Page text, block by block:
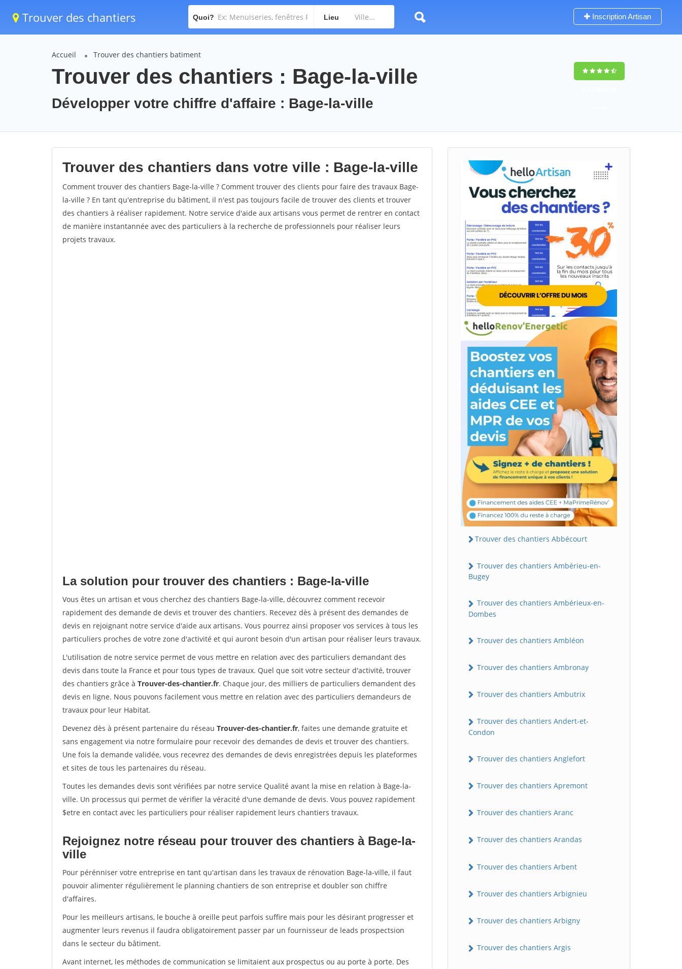
Trouver des chantiers Quoi? Lieu Inscription Artisan
Accueil Trouver des chantiers batiment
Trouver des chantiers : Bage-la-ville
Développer votre chiffre d'affaire : Bage-la-ville
Trouver des chantiers dans votre ville : Bage-la-ville
Comment trouver des chantiers Bage-la-ville ? Comment trouver des clients pour faire des travaux Bage-
la-ville ? En tant qu'entreprise du bâtiment, il n'est pas toujours facile de trouver des clients et trouver
des chantiers à réaliser rapidement. Notre service d'aide aux artisans vous permet de rentrer en contact
de manière instantannée avec des particuliers à la recherche de professionnels pour réaliser leurs
projets travaux.
La solution pour trouver des chantiers : Bage-la-ville
Vous êtes un artisan et vous cherchez des chantiers Bage-la-ville, découvrez comment recevoir
rapidement des demande de devis et trouver des chantiers. Recevez dès à présent des demandes de
devis en rejoignant notre service d'aide aux artisans. Vous pourrez ainsi proposer vos services à tous les
particuliers proches de votre zone d'activité et qui auront besoin d'un artisan pour réaliser leurs travaux.
L'utilisation de notre service permet de vous mettre en relation avec des particuliers demandant des
devis dans toute la France et pour tous types de travaux. Quel que soit votre secteur d'activité, trouver
des chantiers grâce à Trouver-des-chantier.fr. Chaque jour, des milliers de particuliers demandent des
devis en ligne. Nous pouvons facilement vous mettre en relation avec des particuliers demandeurs de
travaux pour leur Habitat.
Devenez dès à présent partenaire du réseau Trouver-des-chantier.fr, faites une demande gratuite et
sans engagement via notre formulaire pour recevoir des demandes de devis et trouver des chantiers.
Une fois la demande validée, vous recevrez des demandes de devis enregistrées depuis les plateformes
et sites de tous les partenaires du réseau.
Toutes les demandes devis sont vérifiées par notre service Qualité avant la mise en relation à Bage-la-
ville. Un processus qui permet de vérifier la véracité d'une demande de devis. Vous pouvez rapidement
$etre en contact avec les particuliers pour réaliser rapidement leurs chantiers travaux.
Rejoignez notre réseau pour trouver des chantiers à Bage-la-
ville
Pour pérénniser votre entreprise en tant qu'artisan dans les travaux de rénovation Bage-la-ville, il faut
pouvoir alimenter régulièrement le planning chantiers de son entreprise et doubler son chiffre
d'affaires.
Pour les meilleurs artisans, le bouche à oreille peut parfois suffire mais pour les désirant progresser et
augmenter leurs revenus il faudra obligatoirement passer par un fournisseur de leads prospectsion
dans le secteur du bâtiment.
Avant internet, les méthodes de communication se limitaient aux prospectus ou au porte à porte. Des
Trouver des chantiers Abbécourt
Trouver des chantiers Ambérieu-en-
Bugey
Trouver des chantiers Ambérieux-en-
Dombes
Trouver des chantiers Ambléon
Trouver des chantiers Ambronay
Trouver des chantiers Ambutrix
Trouver des chantiers Andert-et-
Condon
Trouver des chantiers Anglefort
Trouver des chantiers Apremont
Trouver des chantiers Aranc
Trouver des chantiers Arandas
Trouver des chantiers Arbent
Trouver des chantiers Arbignieu
Trouver des chantiers Arbigny
Trouver des chantiers Argis